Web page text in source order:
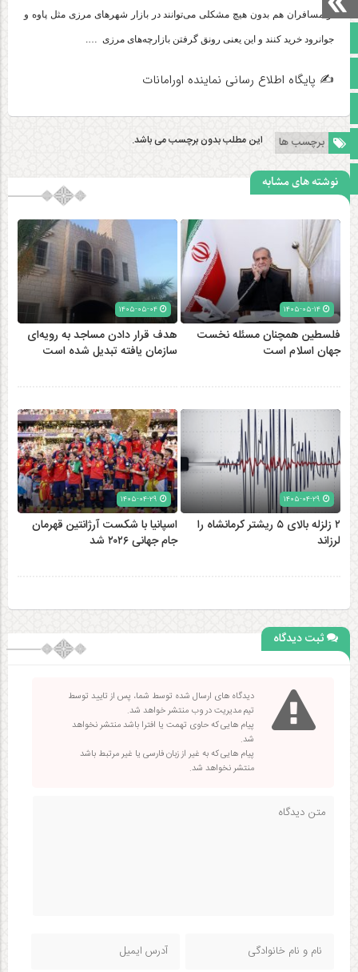
صفحه نخست
تالار گفتمان
اینستاگرام
مجوز سایت
و مسافران هم بدون هیچ مشکلی می‌توانند در بازار شهر‌های مرزی مثل پاوه و
جوانرود خرید کنند و این یعنی رونق گرفتن بازارچه‌های مرزی ….
✍️ پایگاه اطلاع رسانی نماینده اورامانات
برچسب ها این مطلب بدون برچسب می باشد.
نوشته های مشابه
۱۴۰۵-۰۵-۱۴
فلسطین همچنان مسئله نخست
جهان اسلام است
هدف قرار دادن مساجد به رویه‌ای
سازمان‌ یافته تبدیل شده است
۲ زلزله‌ بالای ۵ ریشتر کرمانشاه را
لرزاند
اسپانیا با شکست آرژانتین قهرمان
جام جهانی ۲۰۲۶ شد
ثبت دیدگاه
دیدگاه های ارسال شده توسط شما، پس از تایید توسط
تیم مدیریت در وب منتشر خواهد شد.
پیام هایی که حاوی تهمت یا افترا باشد منتشر نخواهد
شد.
پیام هایی که به غیر از زبان فارسی یا غیر مرتبط باشد
منتشر نخواهد شد.